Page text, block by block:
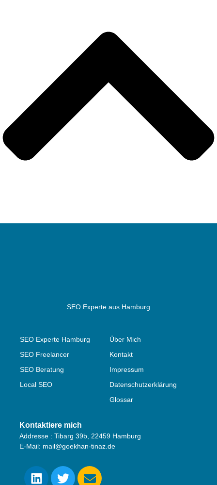
SEO Experte aus Hamburg
SEO Experte Hamburg
SEO Freelancer
SEO Beratung
Local SEO
Über Mich
Kontakt
Impressum
Datenschutzerklärung
Glossar
Kontaktiere mich
Addresse : Tibarg 39b, 22459 Hamburg
E-Mail: mail@goekhan-tinaz.de